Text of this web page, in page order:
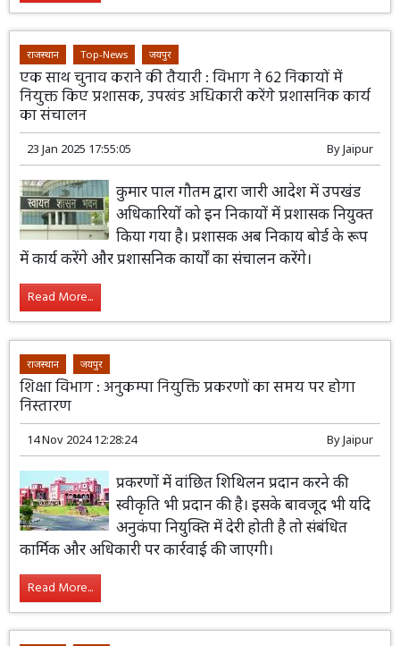
राजस्थान Top-News जयपुर
एक साथ चुनाव कराने की तैयारी : विभाग ने 62 निकायों में
नियुक्त किए प्रशासक, उपखंड अधिकारी करेंगे प्रशासनिक कार्य
का संचालन
23 Jan 2025 17:55:05 ByJaipur
कुमार पाल गौतम द्वारा जारी आदेश में उपखंड
अधिकारियों को इन निकायों में प्रशासक नियुक्त
किया गया है। प्रशासक अब निकाय बोर्ड के रूप
में कार्य करेंगे और प्रशासनिक कार्यों का संचालन करेंगे।
Read More...
राजस्थान जयपुर
शिक्षा विभाग : अनुकम्पा नियुक्ति प्रकरणों का समय पर होगा
निस्तारण
14 Nov 2024 12:28:24 ByJaipur
प्रकरणों में वांछित शिथिलन प्रदान करने की
स्वीकृति भी प्रदान की है। इसके बावजूद भी यदि
अनुकंपा नियुक्ति में देरी होती है तो संबंधित
कार्मिक और अधिकारी पर कार्रवाई की जाएगी।
Read More...